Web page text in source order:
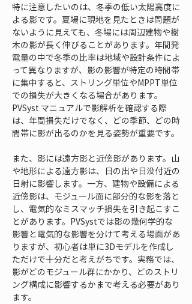
特に注意したいのは、冬季の低い太陽高度に
よる影です。夏場に現地を見たときは問題が
ないように見えても、冬場には周辺建物や樹
木の影が長く伸びることがあります。年間発
電量の中で冬季の比率は地域や設計条件によ
って異なりますが、影の影響が特定の時間帯
に集中すると、ストリング単位やMPPT単位
での損失が大きくなる場合があります。
PVSyst マニュアルで影解析を確認する際
は、年間損失だけでなく、どの季節、どの時
間帯に影が出るのかを見る姿勢が重要です。
また、影には遠方影と近傍影があります。山
や地形による遠方影は、日の出や日没付近の
日射に影響します。一方、建物や設備による
近傍影は、モジュール面に部分的な影を落と
し、電気的なミスマッチ損失を引き起こすこ
とがあります。PVSystでは影の幾何学的な
影響と電気的な影響を分けて考える場面があ
りますが、初心者は単に3Dモデルを作成し
ただけで十分だと考えがちです。実務では、
影がどのモジュール群にかかり、どのストリ
ング構成に影響するかまで考える必要があり
ます。